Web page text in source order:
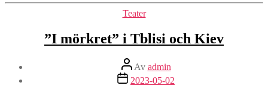
Kategorier
Teater
”I mörkret” i Tblisi och Kiev
Inläggsförfattare
Av admin
Inläggsdatum
2023-05-02